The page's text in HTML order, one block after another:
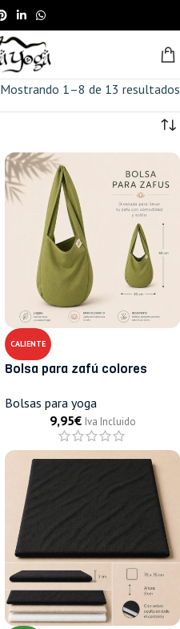
Mostrando 1–8 de 13 resultados
CALIENTE
Bolsa para zafú colores
Bolsas para yoga
9,95€ Iva Incluido